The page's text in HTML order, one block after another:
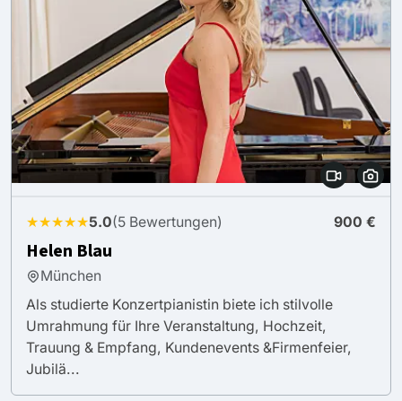
★★★★★5.0(5 Bewertungen) 900 €
Helen Blau
München
Als studierte Konzertpianistin biete ich stilvolle
Umrahmung für Ihre Veranstaltung, Hochzeit,
Trauung & Empfang, Kundenevents &Firmenfeier,
Jubilä...